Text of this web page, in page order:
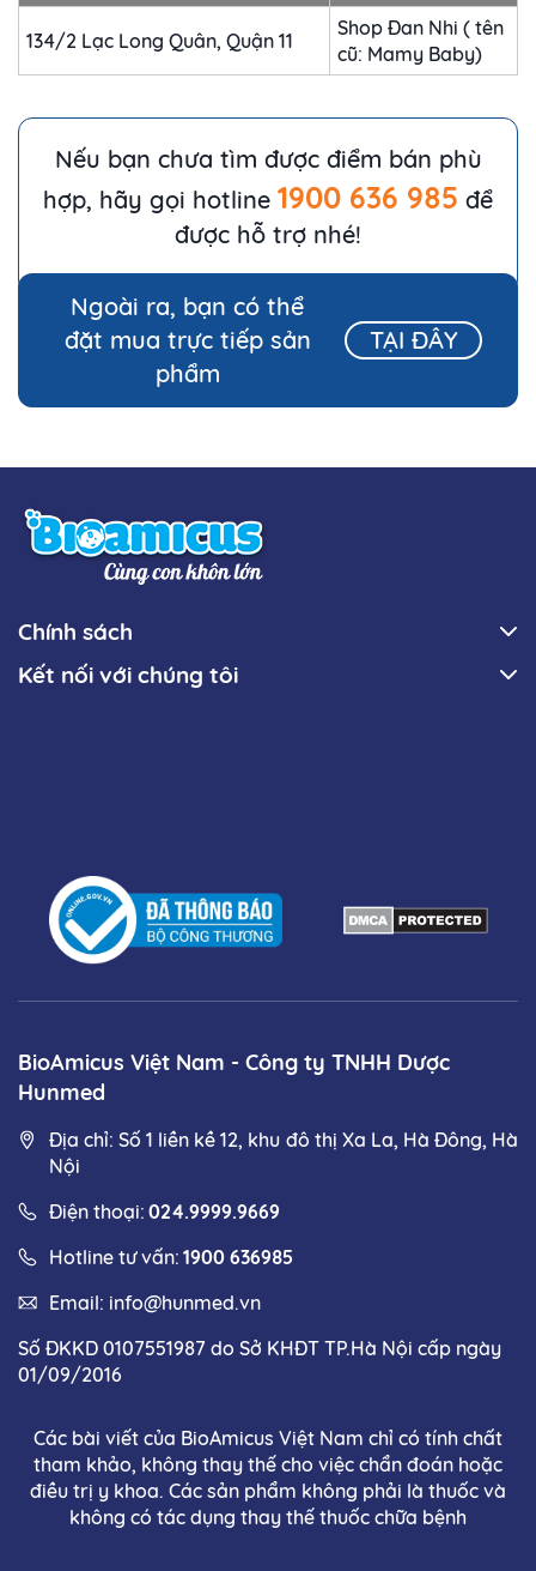
134/2 Lạc Long Quân, Quận 11
Shop Đan Nhi ( tên
cũ: Mamy Baby)
Nếu bạn chưa tìm được điểm bán phù
hợp, hãy gọi hotline 1900 636 985 để
được hỗ trợ nhé!
Ngoài ra, bạn có thể
đặt mua trực tiếp sản
phẩm
TẠI ĐÂY
BioAmicus Việt Nam - Công ty TNHH Dược
Hunmed
Địa chỉ: Số 1 liền kề 12, khu đô thị Xa La, Hà Đông, Hà
Nội
Điện thoại: 024.9999.9669
Hotline tư vấn: 1900 636985
Email: info@hunmed.vn
Số ĐKKD 0107551987 do Sở KHĐT TP.Hà Nội cấp ngày
01/09/2016
Chính sách
Kết nối với chúng tôi
Các bài viết của BioAmicus Việt Nam chỉ có tính chất
tham khảo, không thay thế cho việc chẩn đoán hoặc
điều trị y khoa. Các sản phẩm không phải là thuốc và
không có tác dụng thay thế thuốc chữa bệnh